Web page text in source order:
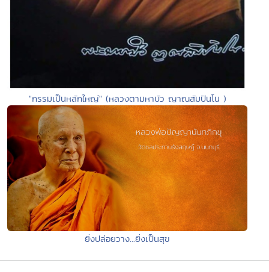
"กรรมเป็นหลักใหญ่" (หลวงตามหาบัว ญาณสัมปันโน )
ยิ่งปล่อยวาง...ยิ่งเป็นสุข